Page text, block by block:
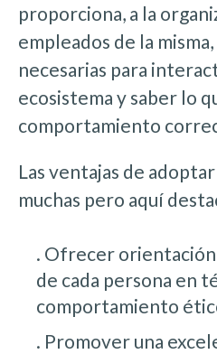
proporciona, a la
empleados de la
necesarias para
ecosistema y saber lo
comportamiento
Las ventajas de
muchas pero aquí
. Ofrecer orientación
de cada persona en
comportamiento
. Promover una